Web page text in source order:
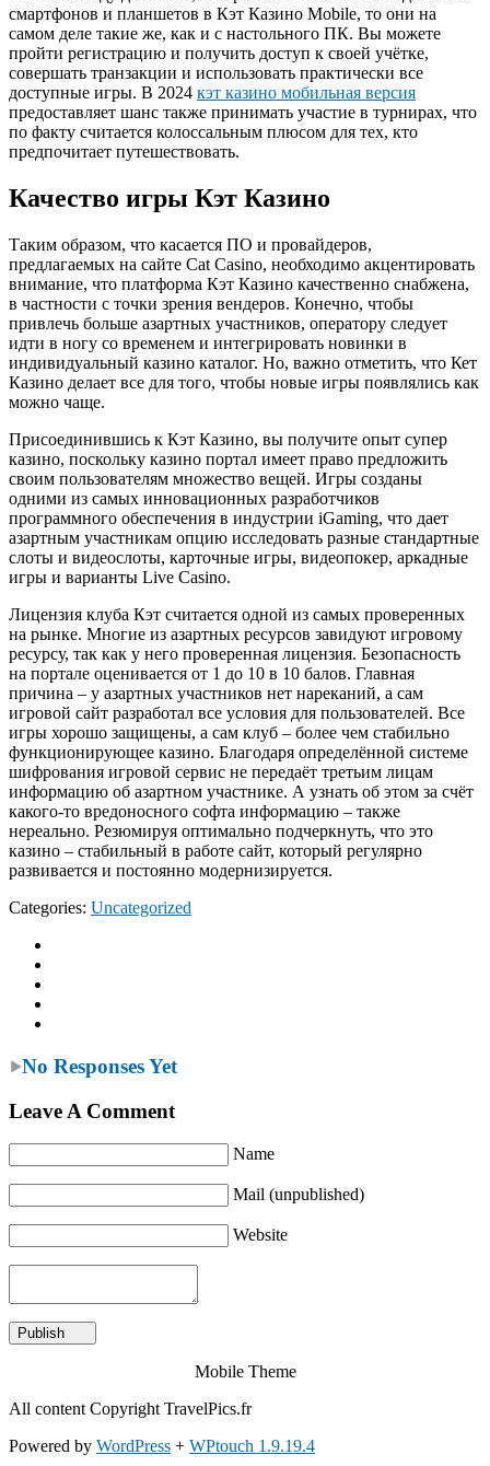
смартфонов и планшетов в Кэт Казино Mobile, то они на
самом деле такие же, как и с настольного ПК. Вы можете
пройти регистрацию и получить доступ к своей учётке,
совершать транзакции и использовать практически все
доступные игры. В 2024 кэт казино мобильная версия
предоставляет шанс также принимать участие в турнирах, что
по факту считается колоссальным плюсом для тех, кто
предпочитает путешествовать.
Качество игры Кэт Казино
Таким образом, что касается ПО и провайдеров,
предлагаемых на сайте Cat Casino, необходимо акцентировать
внимание, что платформа Кэт Казино качественно снабжена,
в частности с точки зрения вендеров. Конечно, чтобы
привлечь больше азартных участников, оператору следует
идти в ногу со временем и интегрировать новинки в
индивидуальный казино каталог. Но, важно отметить, что Кет
Казино делает все для того, чтобы новые игры появлялись как
можно чаще.
Присоединившись к Кэт Казино, вы получите опыт супер
казино, поскольку казино портал имеет право предложить
своим пользователям множество вещей. Игры созданы
одними из самых инновационных разработчиков
программного обеспечения в индустрии iGaming, что дает
азартным участникам опцию исследовать разные стандартные
слоты и видеослоты, карточные игры, видеопокер, аркадные
игры и варианты Live Casino.
Лицензия клуба Кэт считается одной из самых проверенных
на рынке. Многие из азартных ресурсов завидуют игровому
ресурсу, так как у него проверенная лицензия. Безопасность
на портале оценивается от 1 до 10 в 10 балов. Главная
причина – у азартных участников нет нареканий, а сам
игровой сайт разработал все условия для пользователей. Все
игры хорошо защищены, а сам клуб – более чем стабильно
функционирующее казино. Благодаря определённой системе
шифрования игровой сервис не передаёт третьим лицам
информацию об азартном участнике. А узнать об этом за счёт
какого-то вредоносного софта информацию – также
нереально. Резюмируя оптимально подчеркнуть, что это
казино – стабильный в работе сайт, который регулярно
развивается и постоянно модернизируется.
Categories: Uncategorized
No Responses Yet
Leave A Comment
Name
Mail (unpublished)
Website
Mobile Theme
All content Copyright TravelPics.fr
Powered by WordPress + WPtouch 1.9.19.4